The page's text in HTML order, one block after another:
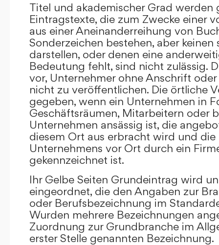
Titel und akademischer Grad werden
Eintragstexte, die zum Zwecke einer
aus einer Aneinanderreihung von
Sonderzeichen bestehen, aber keinen
darstellen, oder denen eine
Bedeutung fehlt, sind nicht zulässig.
vor, Unternehmer ohne Anschrift
nicht zu veröffentlichen. Die örtliche
gegeben, wenn ein Unternehmen in
Geschäftsräumen, Mitarbeitern oder
Unternehmen ansässig ist, die
diesem Ort aus erbracht wird und die
Unternehmens vor Ort durch ein
gekennzeichnet ist.
Ihr Gelbe Seiten Grundeintrag wird
eingeordnet, die den Angaben zur
oder Berufsbezeichnung im
Wurden mehrere Bezeichnungen
Zuordnung zur Grundbranche im
erster Stelle genannten Bezeichnung.